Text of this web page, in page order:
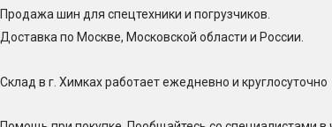
Продажа шин для спецтехники и погрузчиков.
Доставка по Москве, Московской области и России.
Склад в г. Химках работает ежедневно и круглосуточно